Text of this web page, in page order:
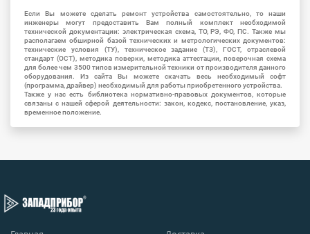
Если Вы можете сделать ремонт устройства самостоятельно, то наши
инженеры могут предоставить Вам полный комплект необходимой
технической документации: электрическая схема, ТО, РЭ, ФО, ПС. Также мы
располагаем обширной базой технических и метрологических документов:
технические условия (ТУ), техническое задание (ТЗ), ГОСТ, отраслевой
стандарт (ОСТ), методика поверки, методика аттестации, поверочная схема
для более чем 3500 типов измерительной техники от производителя данного
оборудования. Из сайта Вы можете скачать весь необходимый софт
(программа, драйвер) необходимый для работы приобретенного устройства.
Также у нас есть библиотека нормативно-правовых документов, которые
связаны с нашей сферой деятельности: закон, кодекс, постановление, указ,
временное положение.